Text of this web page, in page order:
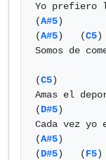
Yo prefiero
(A#5)
(A#5)   (C5)
Somos de
(C5)
Amas el
(D#5)
Cada vez yo
(A#5)
(D#5)   (F5)